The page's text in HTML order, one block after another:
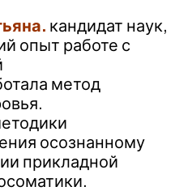
кандидат наук,
опыт работе с
метод
осознанному
прикладной